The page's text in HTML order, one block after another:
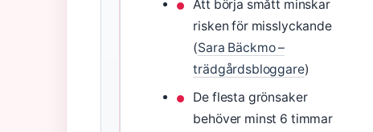
Att börja smått minskar
risken för misslyckande
(Sara Bäckmo –
trädgårdsbloggare)
De flesta grönsaker
behöver minst 6 timmar